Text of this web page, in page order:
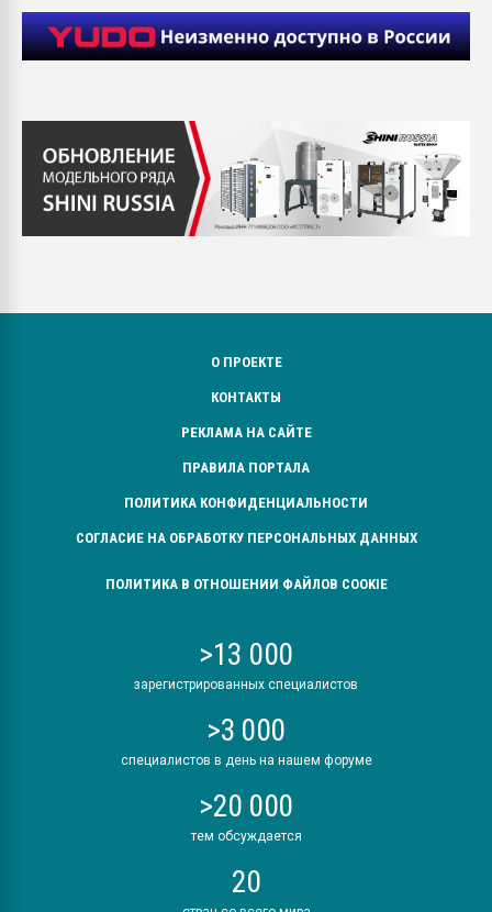
О ПРОЕКТЕ
КОНТАКТЫ
РЕКЛАМА НА САЙТЕ
ПРАВИЛА ПОРТАЛА
ПОЛИТИКА КОНФИДЕНЦИАЛЬНОСТИ
СОГЛАСИЕ НА ОБРАБОТКУ ПЕРСОНАЛЬНЫХ ДАННЫХ
ПОЛИТИКА В ОТНОШЕНИИ ФАЙЛОВ COOKIE
>13 000
зарегистрированных специалистов
>3 000
специалистов в день на нашем форуме
>20 000
тем обсуждается
20